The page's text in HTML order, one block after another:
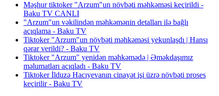
Məşhur tiktoker "Arzum"un növbəti məhkəməsi keçirildi -
Baku TV CANLI
"Arzum"un vəkilindən məhkəmənin detalları ilə bağlı
açıqlama - Baku TV
Tiktoker "Arzum"un növbəti məhkəməsi yekunlaşdı | Hansı
qərar verildi? - Baku TV
Tiktoker "Arzum" yenidən məhkəmədə | Əməkdaşımız
məlumatları açıqladı - Baku TV
Tiktoker İlduzə Hacıyevanın cinayət işi üzrə növbəti proses
keçirilir - Baku TV